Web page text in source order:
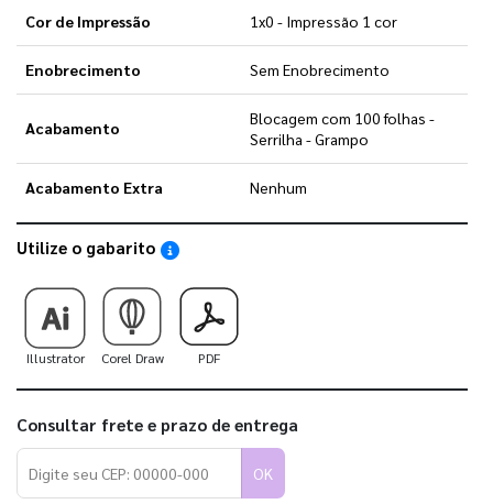
Cor de Impressão 1x0 - Impressão 1 cor
Enobrecimento Sem Enobrecimento
Acabamento
Blocagem com 100 folhas -
Serrilha - Grampo
Acabamento Extra Nenhum
Utilize o gabarito Saiba como utilizar os nossos gabaritos
Illustrator Corel Draw PDF
Consultar frete e prazo de entrega
OK